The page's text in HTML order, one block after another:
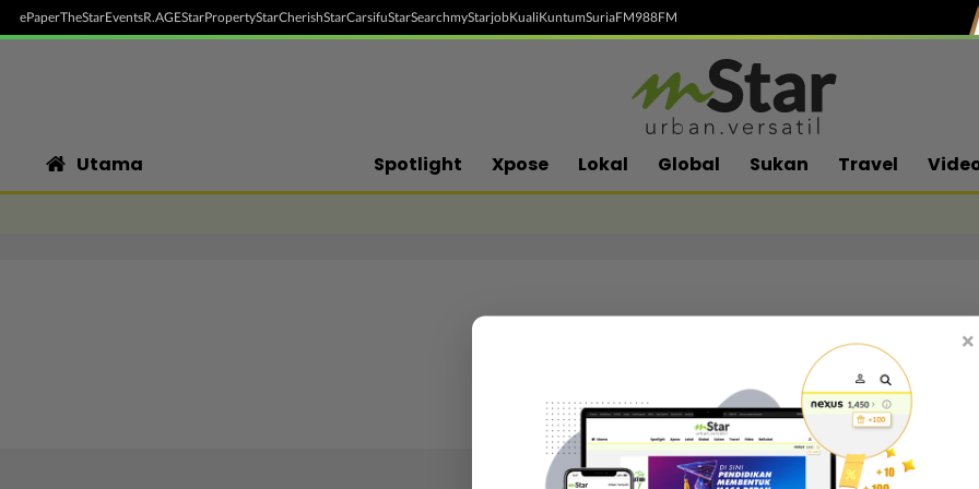
ePaperTheStarEventsR.AGEStarPropertyStarCherishStarCarsifuStarSearchmyStarjobKualiKuntumSuriaFM988FM
Utama Spotlight Xpose Lokal Global Sukan Travel
Follow media sosial kami
×